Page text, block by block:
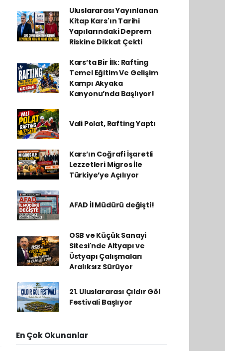
Uluslararası Yayınlanan
Kitap Kars'ın Tarihi
Yapılarındaki Deprem
Riskine Dikkat Çekti
Kars’ta Bir İlk: Rafting
Temel Eğitim Ve Gelişim
Kampı Akyaka
Kanyonu’nda Başlıyor!
Vali Polat, Rafting Yaptı
Kars’ın Coğrafi İşaretli
Lezzetleri Migros İle
Türkiye’ye Açılıyor
AFAD İl Müdürü değişti!
OSB ve Küçük Sanayi
Sitesi'nde Altyapı ve
Üstyapı Çalışmaları
Aralıksız Sürüyor
21. Uluslararası Çıldır Göl
Festivali Başlıyor
En Çok Okunanlar